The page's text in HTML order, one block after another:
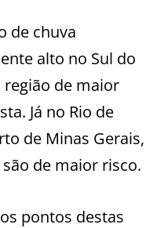
de chuva
alto no Sul do
região de maior
Já no Rio de
de Minas Gerais,
de maior risco.
pontos destas